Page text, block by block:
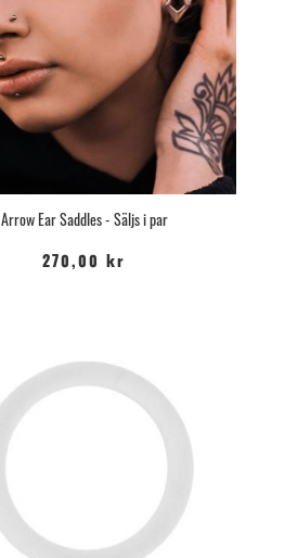
Arrow Ear Saddles - Säljs i par
270,00 kr